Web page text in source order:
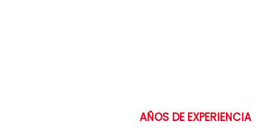
AÑOS DE EXPERIENCIA